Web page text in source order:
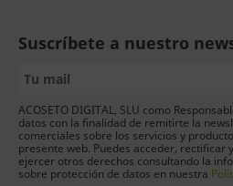
Suscríbete a nuestro
ACOSETO DIGITAL, SLU como
datos con la finalidad de remitirte la
comerciales sobre los servicios y
presente web. Puedes acceder, rectificar
ejercer otros derechos consultando la
sobre protección de datos en nuestra